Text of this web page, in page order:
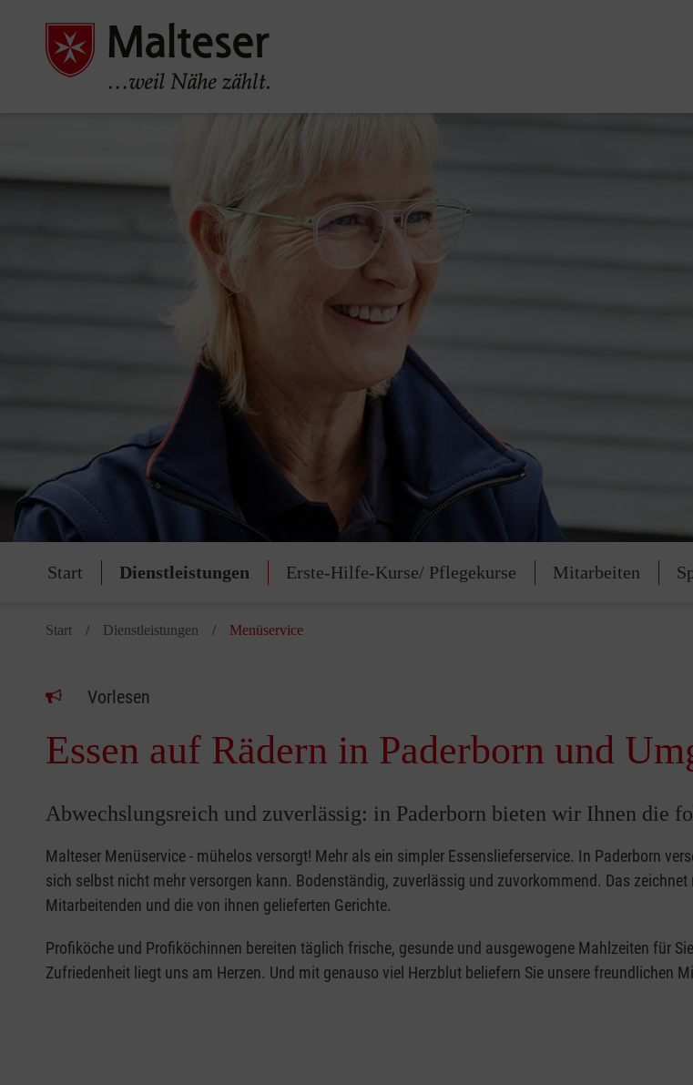
Start Dienstleistungen Erste-Hilfe-Kurse/ Pflegekurse Mitarbeiten
Start Dienstleistungen Menüservice
Vorlesen
Essen auf Rädern in Paderborn und
Abwechslungsreich und zuverlässig: in Paderborn bieten wir Ihnen die
Malteser Menüservice - mühelos versorgt! Mehr als ein simpler Essenslieferservice. In Paderborn
sich selbst nicht mehr versorgen kann. Bodenständig, zuverlässig und zuvorkommend. Das
Mitarbeitenden und die von ihnen gelieferten Gerichte.
Profiköche und Profiköchinnen bereiten täglich frische, gesunde und ausgewogene Mahlzeiten für
Zufriedenheit liegt uns am Herzen. Und mit genauso viel Herzblut beliefern Sie unsere freundlichen